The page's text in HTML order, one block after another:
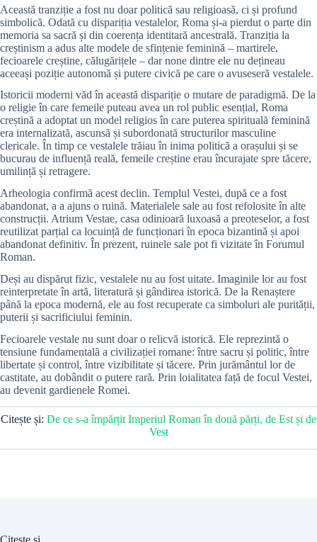
Această tranziție a fost nu doar politică sau religioasă, ci și profund
simbolică. Odată cu dispariția vestalelor, Roma și-a pierdut o parte din
memoria sa sacră și din coerența identitară ancestrală. Tranziția la
creștinism a adus alte modele de sfințenie feminină – martirele,
fecioarele creștine, călugărițele – dar none dintre ele nu dețineau
aceeași poziție autonomă și putere civică pe care o avuseseră vestalele.
Istoricii moderni văd în această dispariție o mutare de paradigmă. De la
o religie în care femeile puteau avea un rol public esențial, Roma
creștină a adoptat un model religios în care puterea spirituală feminină
era internalizată, ascunsă și subordonată structurilor masculine
clericale. În timp ce vestalele trăiau în inima politică a orașului și se
bucurau de influență reală, femeile creștine erau încurajate spre tăcere,
umilință și retragere.
Arheologia confirmă acest declin. Templul Vestei, după ce a fost
abandonat, a a ajuns o ruină. Materialele sale au fost refolosite în alte
construcții. Atrium Vestae, casa odinioară luxoasă a preoteselor, a fost
reutilizat parțial ca locuință de funcționari în epoca bizantină și apoi
abandonat definitiv. În prezent, ruinele sale pot fi vizitate în Forumul
Roman.
Deși au dispărut fizic, vestalele nu au fost uitate. Imaginile lor au fost
reinterpretate în artă, literatură și gândirea istorică. De la Renaștere
până la epoca modernă, ele au fost recuperate ca simboluri ale purității,
puterii și sacrificiului feminin.
Fecioarele vestale nu sunt doar o relicvă istorică. Ele reprezintă o
tensiune fundamentală a civilizației romane: între sacru și politic, între
libertate și control, între vizibilitate și tăcere. Prin jurământul lor de
castitate, au dobândit o putere rară. Prin loialitatea față de focul Vestei,
au devenit gardienele Romei.
Citește și: De ce s-a împărțit Imperiul Roman în două părți, de Est și de
Vest